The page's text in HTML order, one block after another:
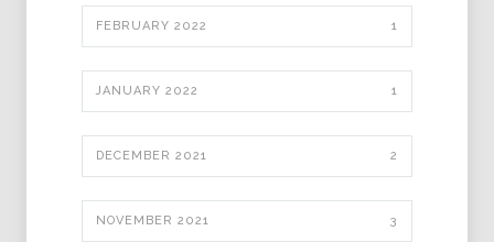
FEBRUARY 2022 1
JANUARY 2022 1
DECEMBER 2021 2
NOVEMBER 2021 3